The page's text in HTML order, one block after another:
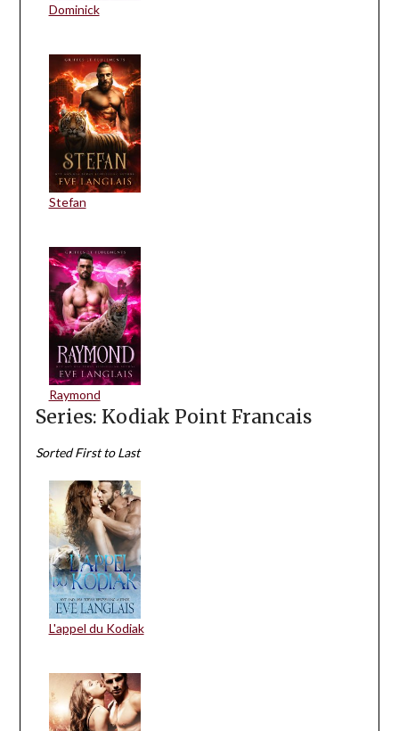
Dominick
Stefan
Raymond
Series: Kodiak Point Francais
Sorted First to Last
L'appel du Kodiak